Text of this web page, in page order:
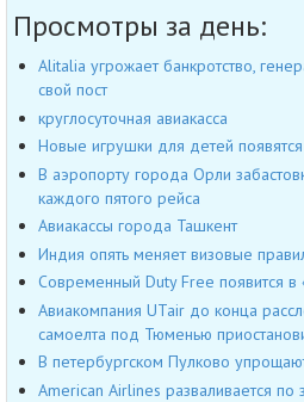
Просмотры за день:
Alitalia угрожает банкротство,
свой пост
круглосуточная авиакасса
Новые игрушки для детей
В аэропорту города Орли
каждого пятого рейса
Авиакассы города Ташкент
Индия опять меняет визовые
Современный Duty Free появится
Авиакомпания UTair до конца
самоелта под Тюменью
В петербургском Пулково
American Airlines разваливается по